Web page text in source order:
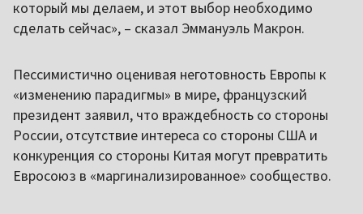
который мы делаем, и этот выбор необходимо
сделать сейчас», – сказал Эммануэль Макрон.
Пессимистично оценивая неготовность Европы к
«изменению парадигмы» в мире, французский
президент заявил, что враждебность со стороны
России, отсутствие интереса со стороны США и
конкуренция со стороны Китая могут превратить
Евросоюз в «маргинализированное» сообщество.